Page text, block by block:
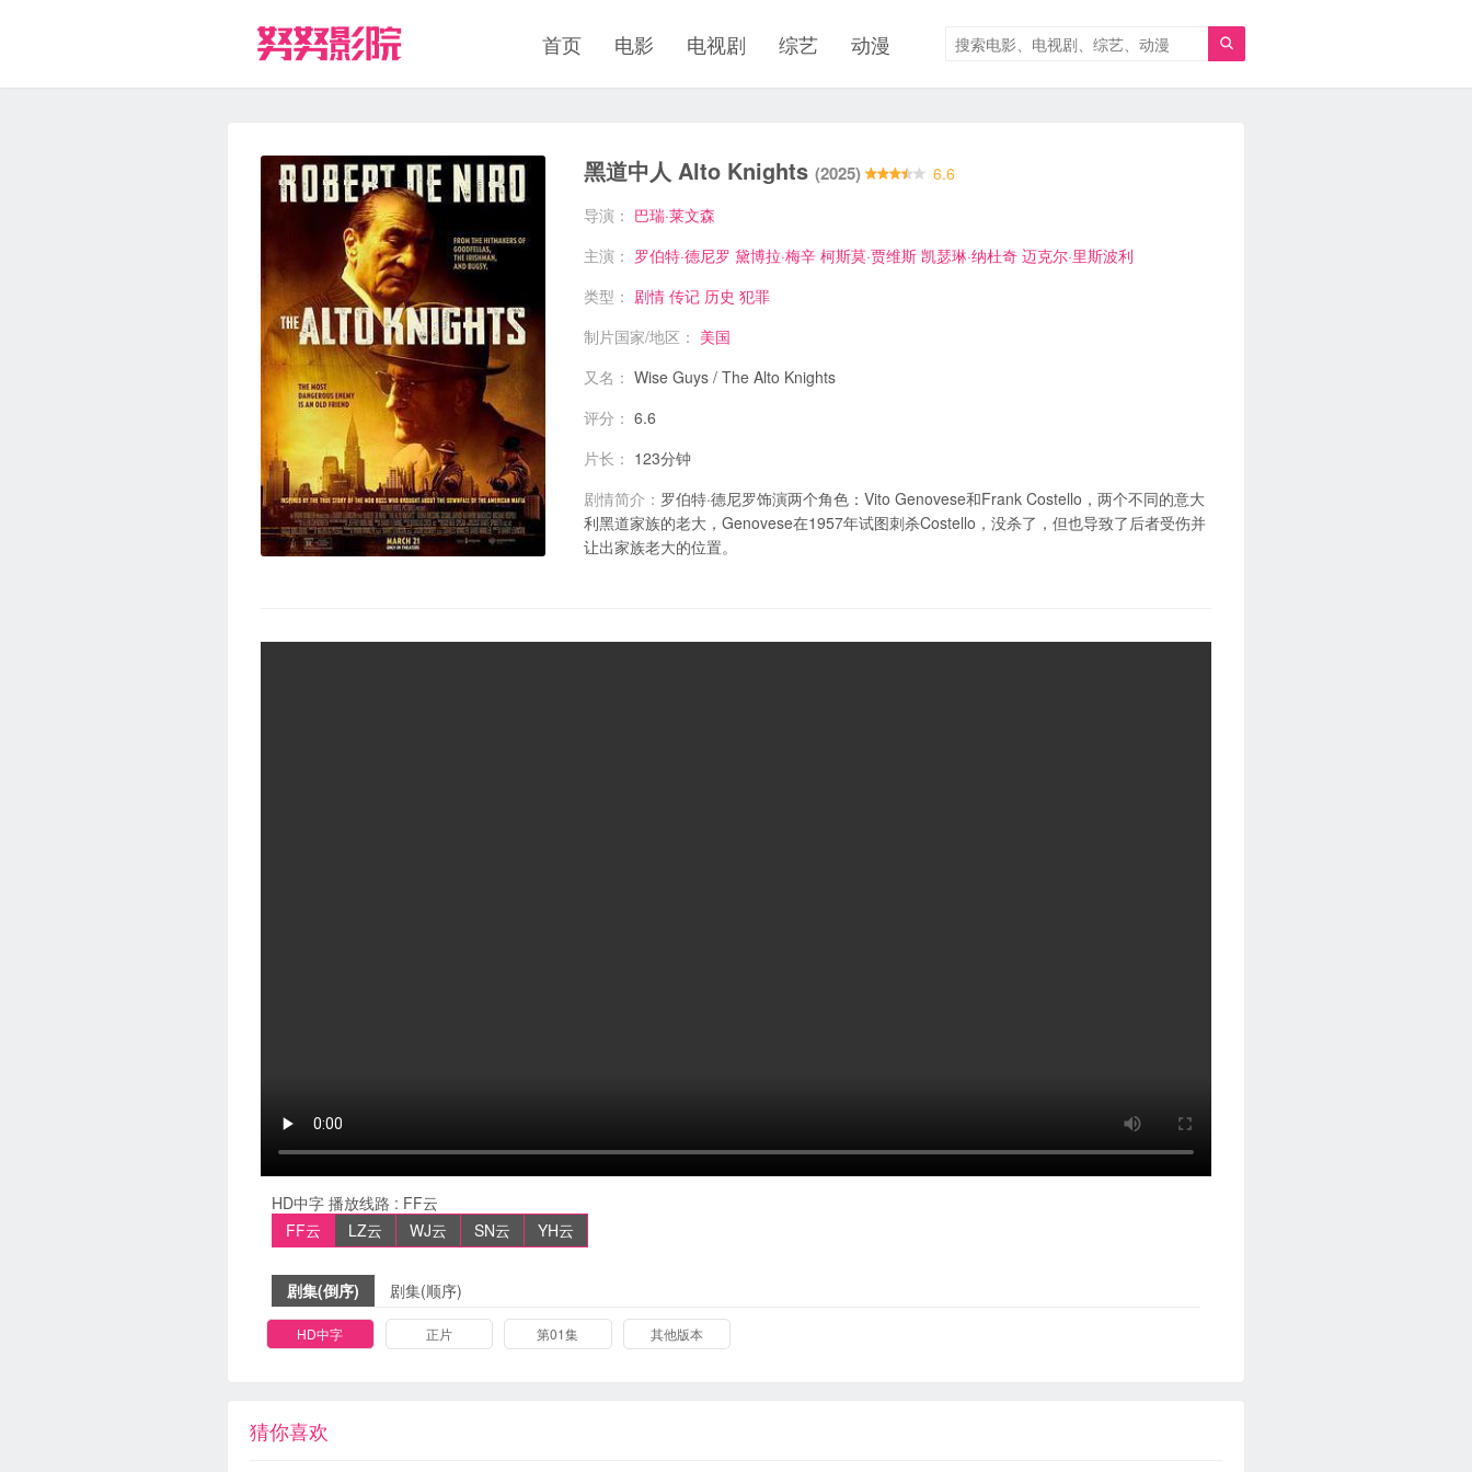

首页 电影 电视剧 综艺 动漫
黑道中人 Alto Knights (2025)
6.6
导演： 巴瑞·莱文森
主演： 罗伯特·德尼罗 黛博拉·梅辛 柯斯莫·贾维斯 凯瑟琳·纳杜奇 迈克尔·里斯波利
类型： 剧情 传记 历史 犯罪
制片国家/地区： 美国
又名： Wise Guys / The Alto Knights
评分： 6.6
片长： 123分钟
剧情简介： 罗伯特·德尼罗饰演两个角色：Vito Genovese和Frank Costello，两个不同的意大
利黑道家族的老大，Genovese在1957年试图刺杀Costello，没杀了，但也导致了后者受伤并
让出家族老大的位置。
HD中字 播放线路 : FF云
FF云
LZ云 WJ云 SN云 YH云
剧集(倒序) 剧集(顺序)
HD中字 正片 第01集 其他版本
猜你喜欢